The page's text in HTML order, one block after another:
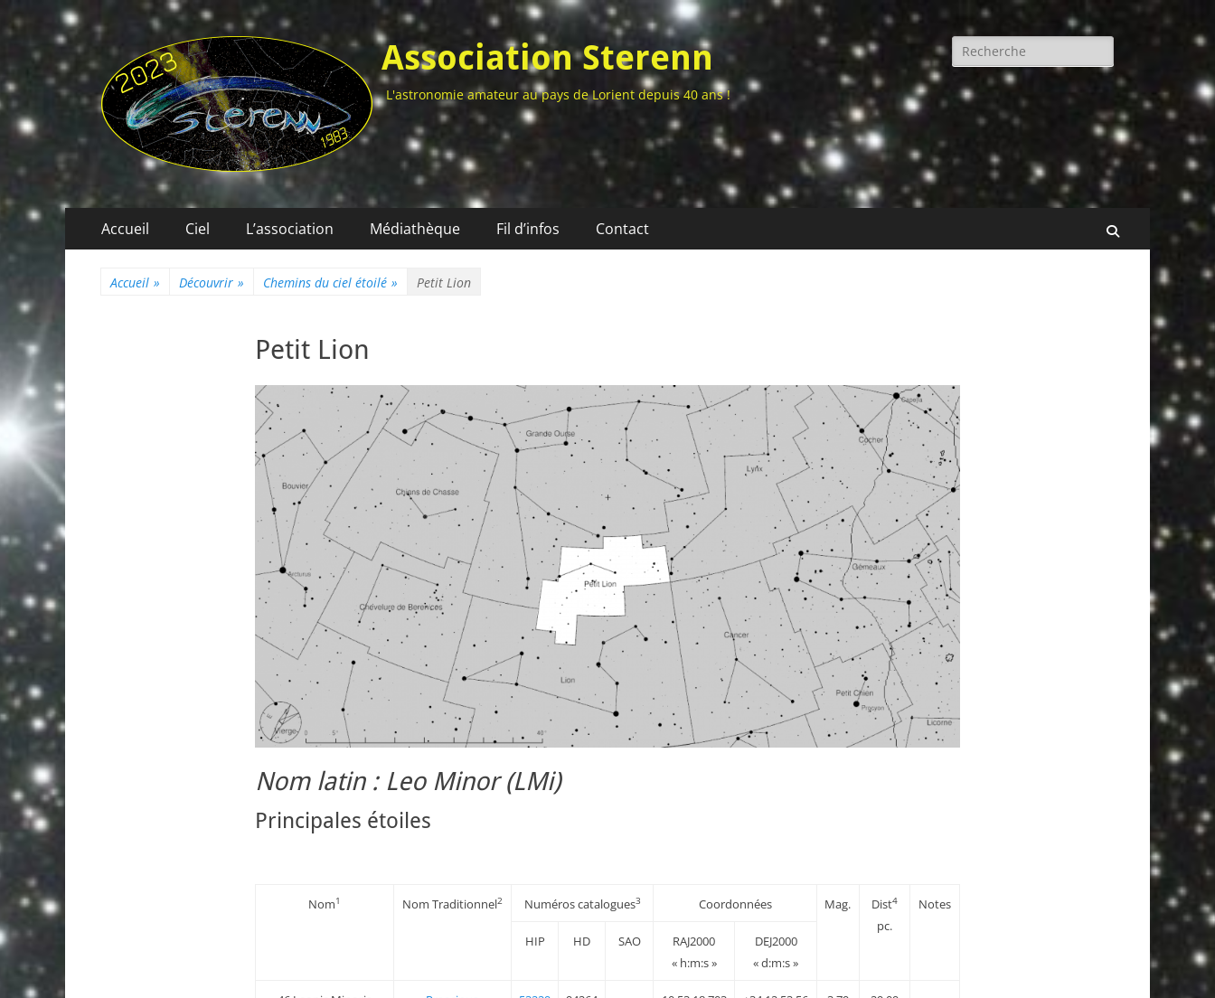
Association Sterenn
L'astronomie amateur au pays de Lorient depuis 40 ans !
Rechercher :
Menu
principal
Accueil Ciel L’association Médiathèque Fil d’infos Contact Recherche
Accueil » Découvrir » Chemins du ciel étoilé » Petit Lion
Petit Lion
Nom latin : Leo Minor (LMi)
Principales étoiles
Nom1 Nom Traditionnel2 Numéros catalogues3 Coordonnées Mag. Dist4
pc.
Notes
HIP HD SAO
RAJ2000
« h:m:s »
DEJ2000
« d:m:s »